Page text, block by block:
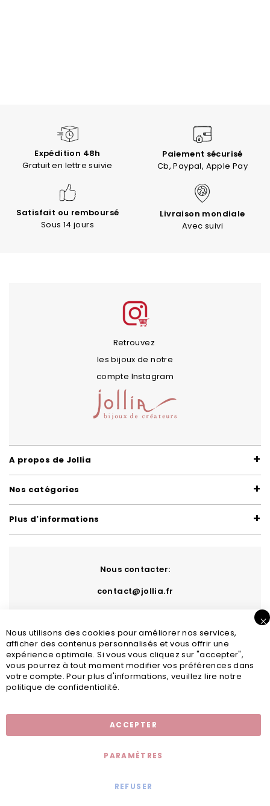
Expédition 48h
Gratuit en lettre suivie
Paiement sécurisé
Cb, Paypal, Apple Pay
Satisfait ou remboursé
Sous 14 jours
Livraison mondiale
Avec suivi
Retrouvez
les bijoux de notre
compte Instagram
A propos de Jollia
Nos catégories
Plus d'informations
Nous contacter:
contact@jollia.fr
Nous utilisons des cookies pour améliorer nos services,
afficher des contenus personnalisés et vous offrir une
expérience optimale. Si vous vous cliquez sur "accepter",
vous pourrez à tout moment modifier vos préférences dans
votre compte. Pour plus d'informations, veuillez lire notre
politique de confidentialité.
ACCEPTER
PARAMÈTRES
REFUSER